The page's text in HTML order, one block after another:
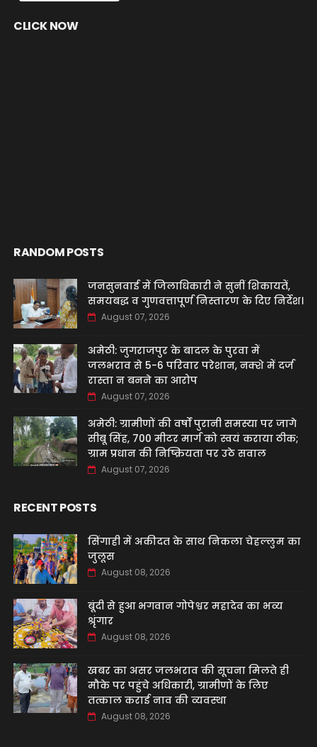
CLICK NOW
RANDOM POSTS
जनसुनवाई में जिलाधिकारी ने सुनीं शिकायतें,
समयबद्ध व गुणवत्तापूर्ण निस्तारण के दिए निर्देश।
August 07, 2026
अमेठी: जुगराजपुर के बादल के पुरवा में
जलभराव से 5-6 परिवार परेशान, नक्शे में दर्ज
रास्ता न बनने का आरोप
August 07, 2026
अमेठी: ग्रामीणों की वर्षों पुरानी समस्या पर जागे
सीबू सिंह, 700 मीटर मार्ग को स्वयं कराया ठीक;
ग्राम प्रधान की निष्क्रियता पर उठे सवाल
August 07, 2026
RECENT POSTS
सिंगाही में अकीदत के साथ निकला चेहल्लुम का
जुलूस
August 08, 2026
बूंदी से हुआ भगवान गोपेश्वर महादेव का भव्य
श्रृंगार
August 08, 2026
खबर का असर जलभराव की सूचना मिलते ही
मौके पर पहुंचे अधिकारी, ग्रामीणों के लिए
तत्काल कराई नाव की व्यवस्था
August 08, 2026